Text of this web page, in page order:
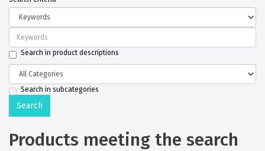
Search in product descriptions
Search in subcategories
Products meeting the search